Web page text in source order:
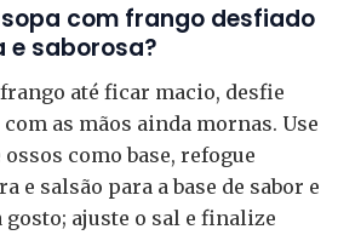
com frango desfiado
e saborosa?
até ficar macio, desfie
as mãos ainda mornas. Use
como base, refogue
e salsão para a base de sabor e
ajuste o sal e finalize